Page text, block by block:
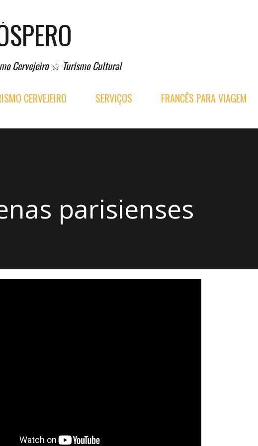
Cervejeiro ☆ Turismo Cultural
CERVEJEIRO SERVIÇOS FRANCÊS PARA VIAGEM
parisienses